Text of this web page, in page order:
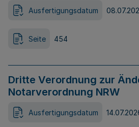
Ausfertigungsdatum
Seite 454
Dritte Verordnung zur
Notarverordnung NRW
Ausfertigungsdatum